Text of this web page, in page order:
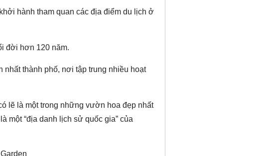
hành tham quan các địa điểm du lịch ở
đời hơn 120 năm.
thành phố, nơi tập trung nhiều hoạt
lẽ là một trong những vườn hoa đẹp nhất
một “địa danh lịch sử quốc gia” của